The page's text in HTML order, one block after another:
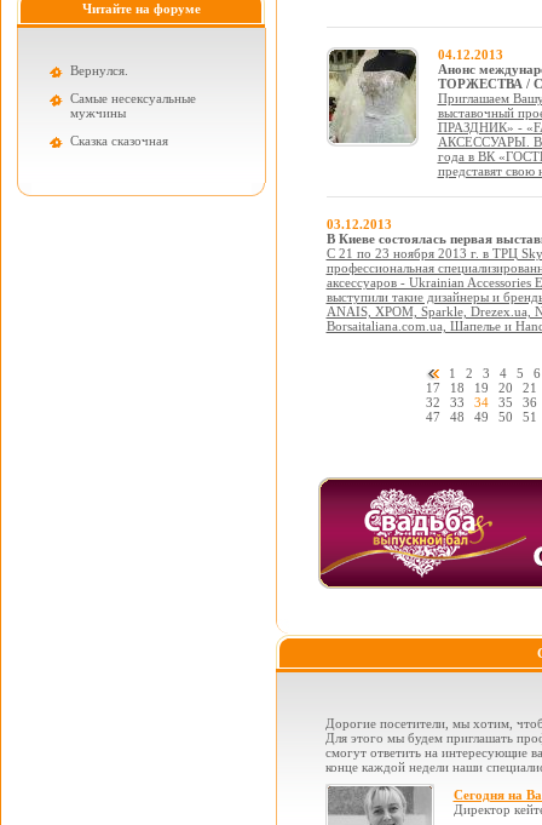
Читайте на форуме
Вернулся.
Самые несексуальные
мужчины
Cказка сказочная
04.12.2013
Анонс
ТОРЖЕСТВА /
Приглашаем
выставочный
ПРАЗДНИК» -
АКСЕССУАРЫ.
года в ВК
представят
03.12.2013
В Киеве состоялась первая
С 21 по 23 ноября 2013 г. в ТРЦ
профессиональная
аксессуаров - Ukrainian
выступили такие дизайнеры и
ANAIS, ХРОМ, Sparkle, Drezex.ua,
Borsaitaliana.com.ua, Шапелье и
1 2 3 4 5
6
17
18 19 20
21
32
33 34 35
36
47
48 49 50 51
Дорогие посетители, мы хотим,
Для этого мы будем приглашать
смогут ответить на интересующие
конце каждой недели наши
Сегодня на
Директор